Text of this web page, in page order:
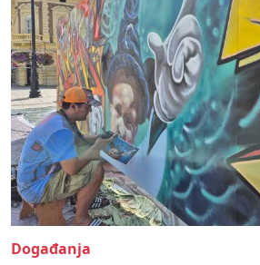
Događanja